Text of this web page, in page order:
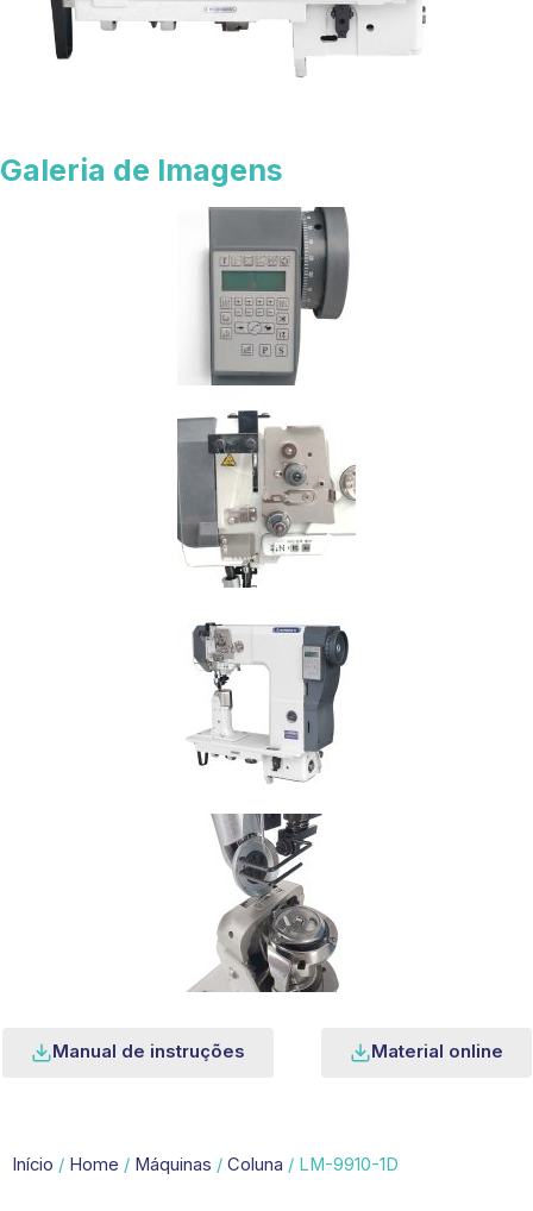
Galeria de Imagens
Manual de instruções Material online
Início / Home / Máquinas / Coluna / LM-9910-1D